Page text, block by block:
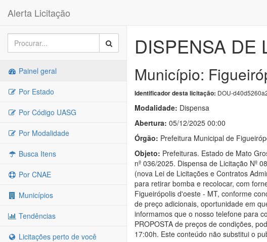
Alerta Licitação
Painel geral
Por Estado
Por Código UASG
Por Modalidade
Busca Itens
Por CNAE
Municípios
Tendências
Licitações perto de você
DISPENSA DE
Município:
Identificador desta licitação: DOU-
Modalidade: Dispensa
Abertura: 05/12/2025 00:00
Órgão: Prefeitura Municipal de
Objeto: Prefeituras. Estado de Mato
nº 036/2025. Dispensa de Licitação Nº
(nova Lei de Licitações e Contratos
para retirar bomba e recolocar, com
Figueirópolis d'oeste - MT, conforme
de preço adicionais, oportunidade em
informamos que o nosso telefone para
PROPOSTA de preços de condições,
17:00h. Este conteúdo não substitui o